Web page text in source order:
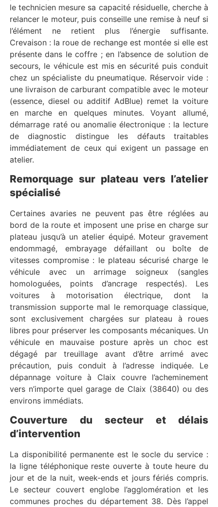
le technicien mesure sa capacité résiduelle, cherche à
relancer le moteur, puis conseille une remise à neuf si
l’élément ne retient plus l’énergie suffisante.
Crevaison : la roue de rechange est montée si elle est
présente dans le coffre ; en l’absence de solution de
secours, le véhicule est mis en sécurité puis conduit
chez un spécialiste du pneumatique. Réservoir vide :
une livraison de carburant compatible avec le moteur
(essence, diesel ou additif AdBlue) remet la voiture
en marche en quelques minutes. Voyant allumé,
démarrage raté ou anomalie électronique : la lecture
de diagnostic distingue les défauts traitables
immédiatement de ceux qui exigent un passage en
atelier.
Remorquage sur plateau vers l’atelier
spécialisé
Certaines avaries ne peuvent pas être réglées au
bord de la route et imposent une prise en charge sur
plateau jusqu’à un atelier équipé. Moteur gravement
endommagé, embrayage défaillant ou boîte de
vitesses compromise : le plateau sécurisé charge le
véhicule avec un arrimage soigneux (sangles
homologuées, points d’ancrage respectés). Les
voitures à motorisation électrique, dont la
transmission supporte mal le remorquage classique,
sont exclusivement chargées sur plateau à roues
libres pour préserver les composants mécaniques. Un
véhicule en mauvaise posture après un choc est
dégagé par treuillage avant d’être arrimé avec
précaution, puis conduit à l’adresse indiquée. Le
dépannage voiture à Claix couvre l’acheminement
vers n’importe quel garage de Claix (38640) ou des
environs immédiats.
Couverture du secteur et délais
d’intervention
La disponibilité permanente est le socle du service :
la ligne téléphonique reste ouverte à toute heure du
jour et de la nuit, week-ends et jours fériés compris.
Le secteur couvert englobe l’agglomération et les
communes proches du département 38. Dès l’appel